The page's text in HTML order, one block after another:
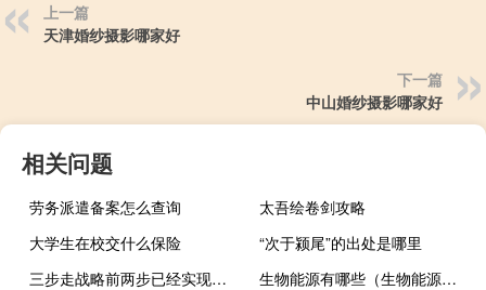
上一篇
天津婚纱摄影哪家好
下一篇
中山婚纱摄影哪家好
相关问题
劳务派遣备案怎么查询
太吾绘卷剑攻略
大学生在校交什么保险
“次于颍尾”的出处是哪里
三步走战略前两步已经实现（从2020年到本世纪中叶 可分两个阶段安排 请问这二个阶段 二步走_）
生物能源有哪些（生物能源有哪几种）